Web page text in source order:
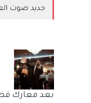
جديد صوت
بعد معارك